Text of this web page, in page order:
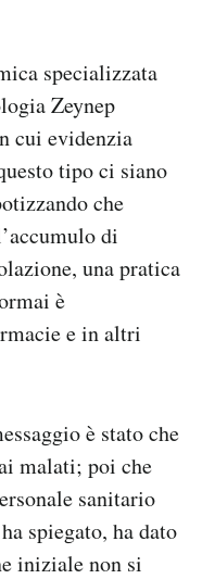
specializzata
Zeynep
cui evidenzia
tipo ci siano
che
di
una pratica
è
e in altri
è stato che
malati; poi che
sanitario
spiegato, ha dato
iniziale non si